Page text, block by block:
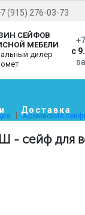
(915) 276-03-73
СЕЙФОВ
МЕБЕЛИ
дилер
с
Доставка
Армейские
сейф для